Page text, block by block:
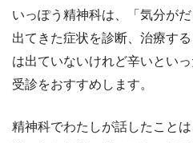
いっぽう精神科は、「気分が
出てきた症状を診断、治療す
は出ていないけれど辛いとい
受診をおすすめします。
精神科でわたしが話したこと